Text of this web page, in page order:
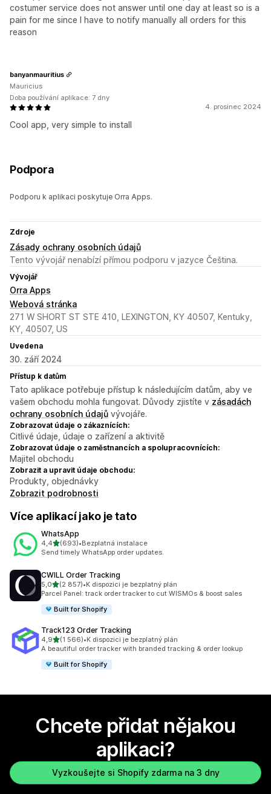
costumer service does not answer until one day at least so is a
pain for me since I have to notify manually all orders for this
reason
4. prosinec 2024
Cool app, very simple to install
banyanmauritius
Mauricius
Doba používání aplikace: 7 dny
Podpora
Podporu k aplikaci poskytuje Orra Apps.
Zdroje
Zásady ochrany osobních údajů
Tento vývojář nenabízí přímou podporu v jazyce Čeština.
Vývojář
Orra Apps
Webová stránka
271 W SHORT ST STE 410, LEXINGTON, KY 40507, Kentuky,
KY, 40507, US
Uvedena
30. září 2024
Přístup k datům
Tato aplikace potřebuje přístup k následujícím datům, aby ve
vašem obchodu mohla fungovat. Důvody zjistíte v zásadách
ochrany osobních údajů vývojáře.
Zobrazovat údaje o zákaznících:
Citlivé údaje, údaje o zařízení a aktivitě
Zobrazovat údaje o zaměstnancích a spolupracovnících:
Majitel obchodu
Zobrazit a upravit údaje obchodu:
Produkty, objednávky
Zobrazit podrobnosti
Více aplikací jako je tato
WhatsApp
4,4z 5 hvězd
(693)
Celkový počet recenzí: 693
•Bezplatná instalace
Send timely WhatsApp order updates.
CWILL Order Tracking
5,0z 5 hvězd
(2 857)
Celkový počet recenzí: 2857
•K dispozici je bezplatný plán
Parcel Panel: track order tracker to cut WISMOs & boost sales
Built for Shopify
Track123 Order Tracking
4,9z 5 hvězd
(1 566)
Celkový počet recenzí: 1566
•K dispozici je bezplatný plán
A beautiful order tracker with branded tracking & order lookup
Built for Shopify
Chcete přidat nějakou
aplikaci?
Vyzkoušejte si Shopify zdarma na 3 dny